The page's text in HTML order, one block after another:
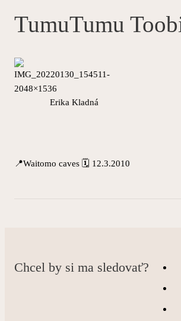
TumuTumu
Erika Kladná
📍Waitomo caves 🗓 12.3.2010
Chcel by si ma sledovať?